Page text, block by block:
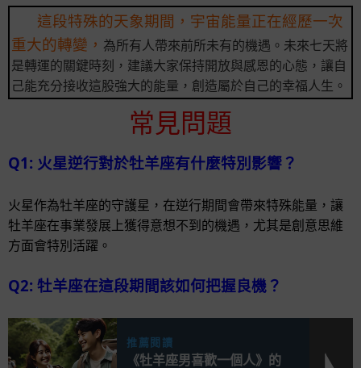
這段特殊的天象期間，宇宙能量正在經歷一次
重大的轉變， 為所有人帶來前所未有的機遇。未來七天將
是轉運的關鍵時刻，建議大家保持開放與感恩的心態，讓自
己能充分接收這股強大的能量，創造屬於自己的幸福人生。
常見問題
Q1: 火星逆行對於牡羊座有什麼特別影響？
火星作為牡羊座的守護星，在逆行期間會帶來特殊能量，讓
牡羊座在事業發展上獲得意想不到的機遇，尤其是創意思維
方面會特別活躍。
Q2: 牡羊座在這段期間該如何把握良機？
推薦閱讀
《牡羊座男喜歡一個人》的